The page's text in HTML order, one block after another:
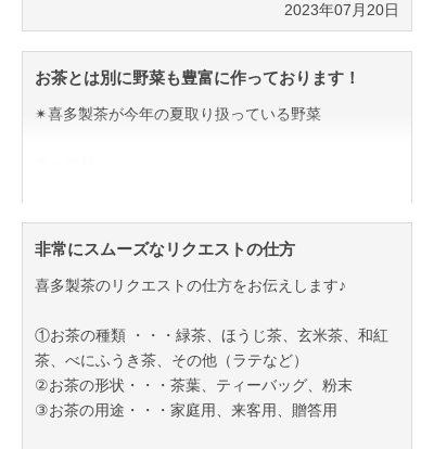
2023年07月20日
お茶とは別に野菜も豊富に作っております！
✴︎喜多製茶が今年の夏取り扱っている野菜
トマト
カボチャ
ピーマン
シシトウ
その他諸々
非常にスムーズなリクエストの仕方
喜多製茶のリクエストの仕方をお伝えします♪
①お茶の種類 ・・・緑茶、ほうじ茶、玄米茶、和紅
茶、べにふうき茶、その他（ラテなど）
②お茶の形状・・・茶葉、ティーバッグ、粉末
③お茶の用途・・・家庭用、来客用、贈答用